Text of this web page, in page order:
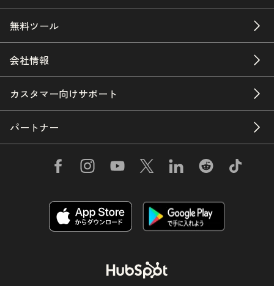
無料ツール
会社情報
カスタマー向けサポート
パートナー